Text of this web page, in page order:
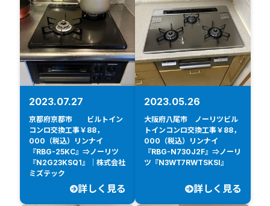
2023.07.27
京都府京都市 ビルトイン
コンロ交換工事￥88，
000（税込）リンナイ
『RBG-25KC』⇒ノーリツ
『N2G23KSQ1』｜株式会社
ミズテック
詳しく見る
2023.05.26
大阪府八尾市 ノーリツビル
トインコンロ交換工事￥88，
000（税込）リンナイ
『RBG-N730J2F』⇒ノーリ
ツ『N3WT7RWTSKSI』
詳しく見る